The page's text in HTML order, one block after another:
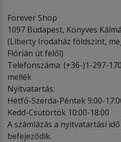
Forever Shop
1097 Budapest, Könyves
(Liberty Irodaház földszint,
Flórián út felől)
Telefonszáma: (+36-)1-297-
mellék
Nyitvatartás:
Hétfő-Szerda-Péntek 9:00-
Kedd-Csütörtök 10:00-18:00
A számlázás a nyitvatartási
befejeződik.